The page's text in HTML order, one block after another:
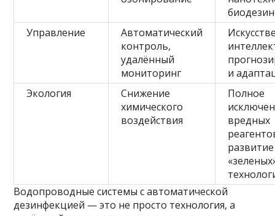
Управление
Автоматический
контроль,
удалённый
мониторинг
и
Экология
Снижение
химического
воздействия
Полное
вредных
развитие
Водопроводные системы с автоматической
дезинфекцией — это не просто технология, а